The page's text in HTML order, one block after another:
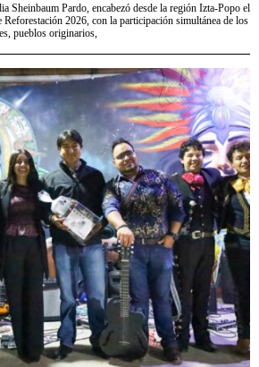
Sheinbaum Pardo, encabezó desde la región Izta-Popo el
2026, con la participación simultánea de los
pueblos originarios,